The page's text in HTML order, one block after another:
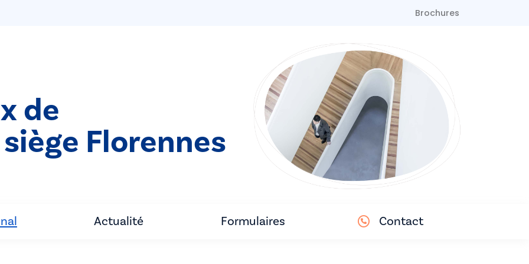
Brochures
de
Florennes
Actualité Formulaires Contact